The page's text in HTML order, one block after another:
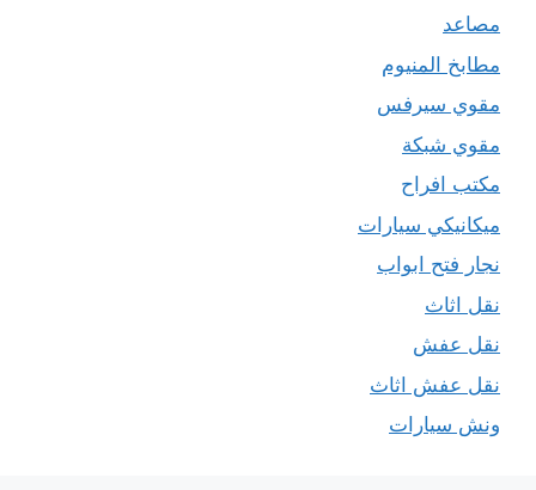
مصاعد
مطابخ المنيوم
مقوي سيرفس
مقوي شبكة
مكتب افراح
ميكانيكي سيارات
نجار فتح ابواب
نقل اثاث
نقل عفش
نقل عفش اثاث
ونش سيارات